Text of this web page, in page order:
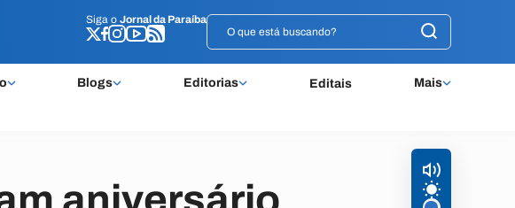
Siga o Jornal da Paraíba
Blogs Editorias Editais Mais
Siga o Jornal da Paraíba